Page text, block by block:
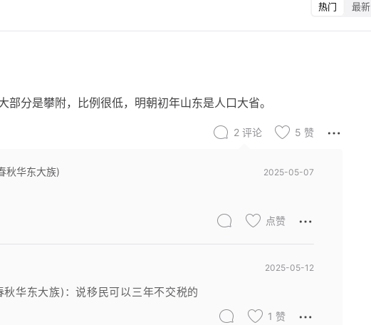
热门 最新
部分是攀附，比例很低，明朝初年山东是人口大省。
2 评论 5 赞
秋华东大族) 2025-05-07
点赞
2025-05-12
华东大族)：说移民可以三年不交税的
1 赞